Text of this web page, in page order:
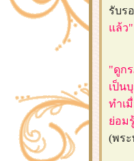
รับร
ล้ว"
"ดูก
เป็น
ทำเ
อมรู้
(พร